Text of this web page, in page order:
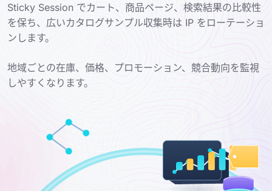
Sticky Session でカート、商品ページ、検索結果の比較性
を保ち、広いカタログサンプル収集時は IP をローテーショ
ンします。
地域ごとの在庫、価格、プロモーション、競合動向を監視
しやすくなります。